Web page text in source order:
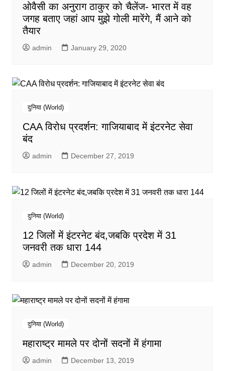
ओवैसी का अनुराग ठाकुर को चैलेंज- भारत में वह
जगह बताए जहां आप मुझे गोली मारेंगे, मैं आने को
तैयार
admin January 29, 2020
दुनिया (World)
CAA विरोध प्रदर्शन: गाजियाबाद में इंटरनेट सेवा
बंद
admin December 27, 2019
दुनिया (World)
12 जिलों में इंटरनेट बंद,जबकि प्रदेश में 31
जनवरी तक धारा 144
admin December 20, 2019
दुनिया (World)
महाराष्ट्र मामले पर दोनों सदनों में हंगामा
admin December 13, 2019